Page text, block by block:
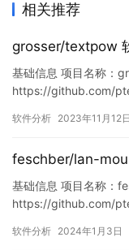
相关推荐
grosser/textpow
基础信息 项目名称：
https://github.com/
3984/
软件分析 2023年11月12日
feschber/lan-
基础信息 项目名称：
https://github.com/
9696/
软件分析 2024年1月3日